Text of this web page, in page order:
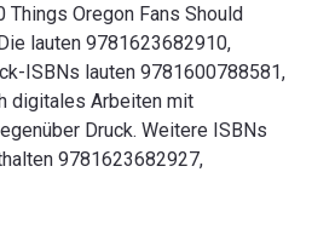
Oregon Fans Should
lauten 9781623682910,
ISBNs lauten 9781600788581,
digitales Arbeiten mit
Druck. Weitere ISBNs
9781623682927,